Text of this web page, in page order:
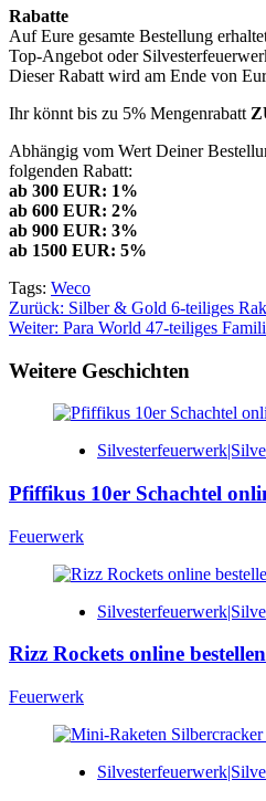
Rabatte
Auf Eure gesamte Bestellung
Top-Angebot oder
Dieser Rabatt wird am Ende von
Ihr könnt bis zu 5% Mengenrabatt
Abhängig vom Wert Deiner
folgenden Rabatt:
ab 300 EUR: 1%
ab 600 EUR: 2%
ab 900 EUR: 3%
ab 1500 EUR: 5%
Tags: Weco
Beitragsnavigation
Zurück: Silber & Gold 6-teiliges
Weiter: Para World 47-teiliges
Weitere Geschichten
Pfiffikus 10er Schachtel
Feuerwerk
Rizz Rockets online bestellen
Feuerwerk